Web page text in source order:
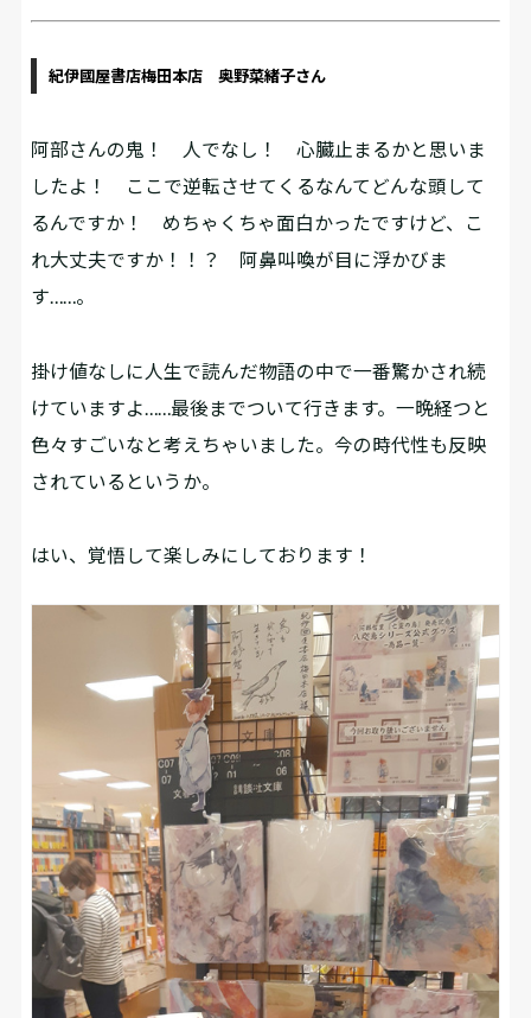
紀伊國屋書店梅田本店 奥野菜緒子さん
阿部さんの鬼！ 人でなし！ 心臓止まるかと思いま
したよ！ ここで逆転させてくるなんてどんな頭して
るんですか！ めちゃくちゃ面白かったですけど、こ
れ大丈夫ですか！！？ 阿鼻叫喚が目に浮かびま
す……。
掛け値なしに人生で読んだ物語の中で一番驚かされ続
けていますよ……最後までついて行きます。一晩経つと
色々すごいなと考えちゃいました。今の時代性も反映
されているというか。
はい、覚悟して楽しみにしております！